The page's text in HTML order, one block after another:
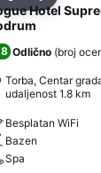
)
Hotel
Odlično (broj
Torba, Centar
udaljenost 1.8 km
Besplatan WiFi
Bazen
Spa